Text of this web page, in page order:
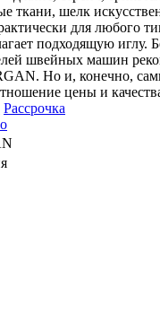
ткани, шелк
для любого
подходящую иглу.
швейных машин
Но и, конечно,
цены и
Рассрочка